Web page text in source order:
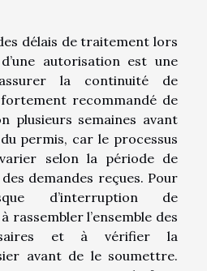
délais de traitement lors
autorisation est une
la continuité de
recommandé de
plusieurs semaines avant
permis, car le processus
selon la période de
demandes reçues. Pour
d’interruption de
rassembler l’ensemble des
et à vérifier la
avant de le soumettre.